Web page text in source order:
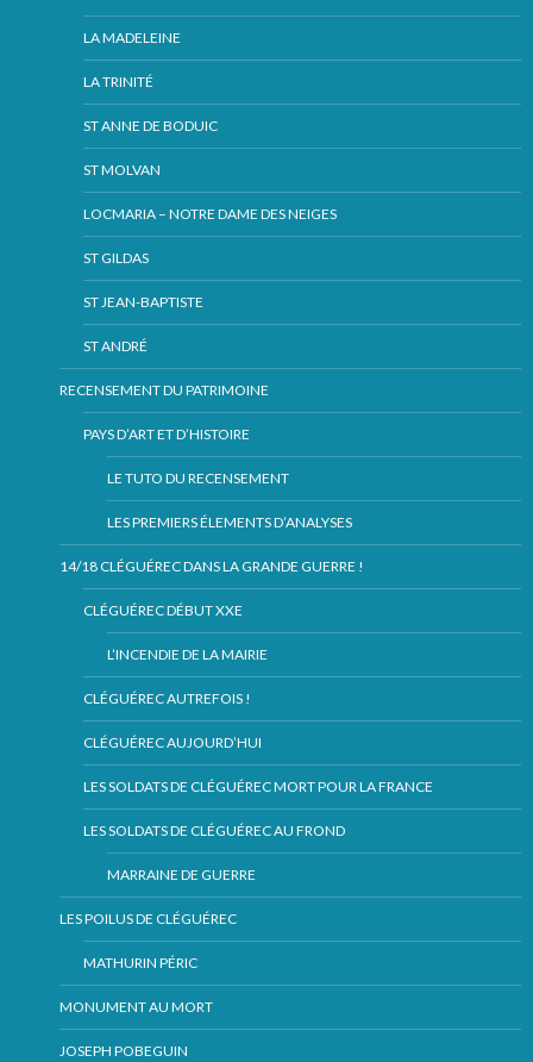
LA MADELEINE
LA TRINITÉ
ST ANNE DE BODUIC
ST MOLVAN
LOCMARIA – NOTRE DAME DES NEIGES
ST GILDAS
ST JEAN-BAPTISTE
ST ANDRÉ
RECENSEMENT DU PATRIMOINE
PAYS D’ART ET D’HISTOIRE
LE TUTO DU RECENSEMENT
LES PREMIERS ÉLEMENTS D’ANALYSES
14/18 CLÉGUÉREC DANS LA GRANDE GUERRE !
CLÉGUÉREC DÉBUT XXE
L’INCENDIE DE LA MAIRIE
CLÉGUÉREC AUTREFOIS !
CLÉGUÉREC AUJOURD’HUI
LES SOLDATS DE CLÉGUÉREC MORT POUR LA FRANCE
LES SOLDATS DE CLÉGUÉREC AU FROND
MARRAINE DE GUERRE
LES POILUS DE CLÉGUÉREC
MATHURIN PÉRIC
MONUMENT AU MORT
JOSEPH POBEGUIN